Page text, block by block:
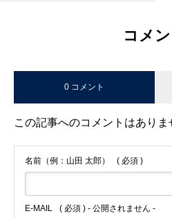
コメン
0 コメント
この記事へのコメントはありま
名前（例：山田 太郎） ( 必須 )
E-MAIL ( 必須 ) - 公開されません -